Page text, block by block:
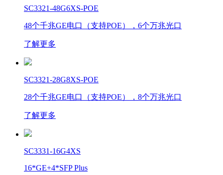
SC3321-48G6XS-POE
48个千兆GE电口（支持POE），6个万兆光口
了解更多
SC3321-28G8XS-POE
28个千兆GE电口（支持POE），8个万兆光口
了解更多
SC3331-16G4XS
16*GE+4*SFP Plus